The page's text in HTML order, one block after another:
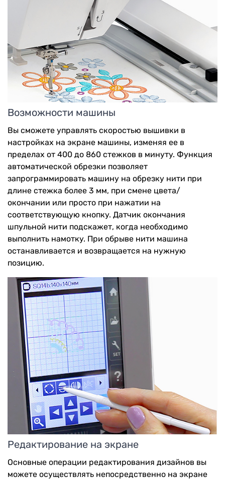
Возможности машины
Вы сможете управлять скоростью вышивки в
настройках на экране машины, изменяя ее в
пределах от 400 до 860 стежков в минуту. Функция
автоматической обрезки позволяет
запрограммировать машину на обрезку нити при
длине стежка более 3 мм, при смене цвета/
окончании или просто при нажатии на
соответствующую кнопку. Датчик окончания
шпульной нити подскажет, когда необходимо
выполнить намотку. При обрыве нити машина
останавливается и возвращается на нужную
позицию.
Редактирование на экране
Основные операции редактирования дизайнов вы
можете осуществлять непосредственно на экране